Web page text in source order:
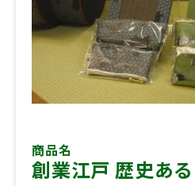
商品名
創業江戸 歴史ある